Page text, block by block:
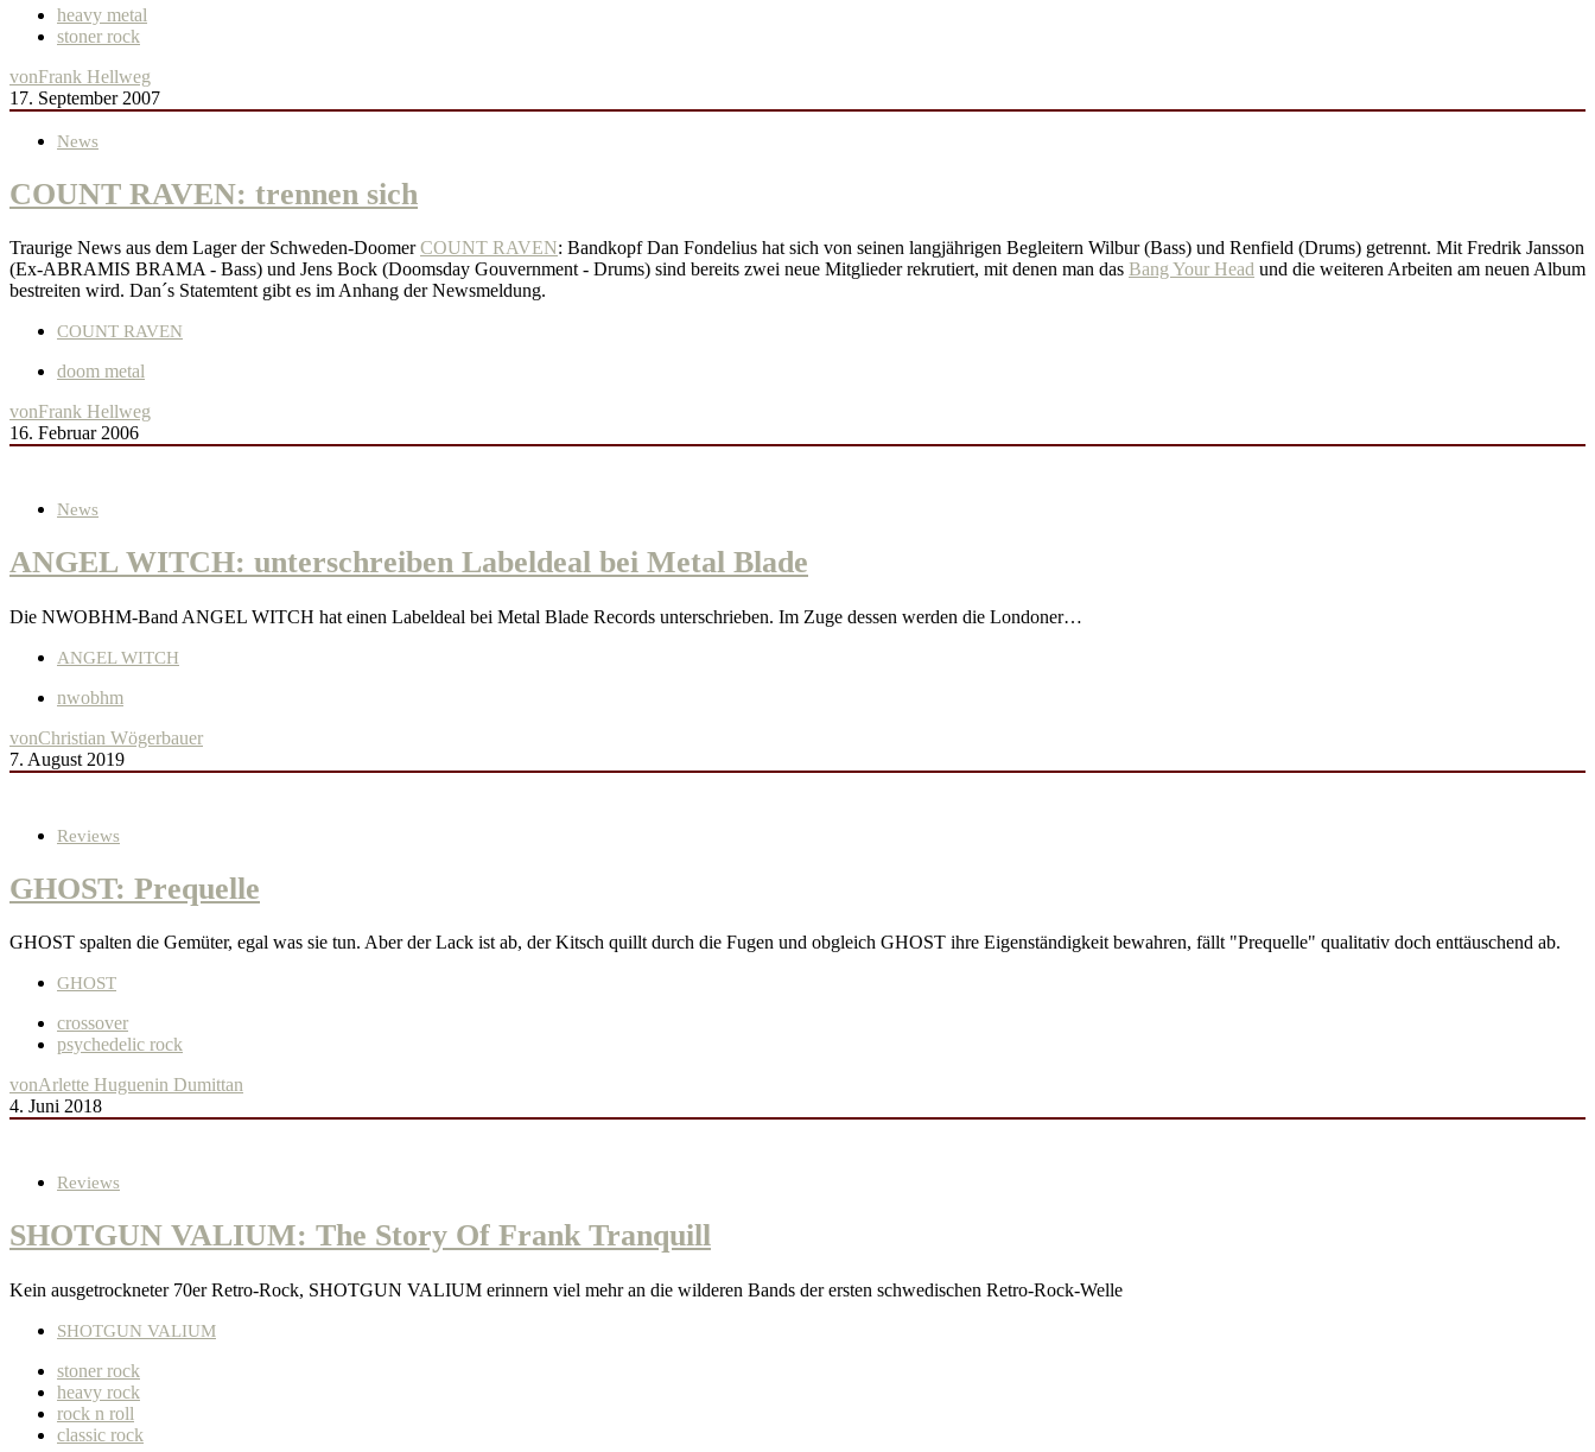
heavy metal
stoner rock
vonFrank Hellweg
17. September 2007
News
COUNT RAVEN: trennen sich
Traurige News aus dem Lager der Schweden-DoomerCOUNT RAVEN: Bandkopf Dan Fondelius hat sich von seinen langjährigen Begleitern Wilbur (Bass) und Renfield (Drums) getrennt. Mit Fredrik Jansson
(Ex-ABRAMIS BRAMA - Bass) und Jens Bock (Doomsday Gouvernment - Drums) sind bereits zwei neue Mitglieder rekrutiert, mit denen man das Bang Your Head und die weiteren Arbeiten am neuen Album
bestreiten wird. Dan´s Statemtent gibt es im Anhang der Newsmeldung.
COUNT RAVEN
doom metal
vonFrank Hellweg
16. Februar 2006
News
ANGEL WITCH: unterschreiben Labeldeal bei Metal Blade
Die NWOBHM-Band ANGEL WITCH hat einen Labeldeal bei Metal Blade Records unterschrieben. Im Zuge dessen werden die Londoner…
ANGEL WITCH
nwobhm
vonChristian Wögerbauer
7. August 2019
Reviews
GHOST: Prequelle
GHOST spalten die Gemüter, egal was sie tun. Aber der Lack ist ab, der Kitsch quillt durch die Fugen und obgleich GHOST ihre Eigenständigkeit bewahren, fällt "Prequelle" qualitativ doch enttäuschend ab.
GHOST
crossover
psychedelic rock
vonArlette Huguenin Dumittan
4. Juni 2018
Reviews
SHOTGUN VALIUM: The Story Of Frank Tranquill
Kein ausgetrockneter 70er Retro-Rock, SHOTGUN VALIUM erinnern viel mehr an die wilderen Bands der ersten schwedischen Retro-Rock-Welle
SHOTGUN VALIUM
stoner rock
heavy rock
rock n roll
classic rock